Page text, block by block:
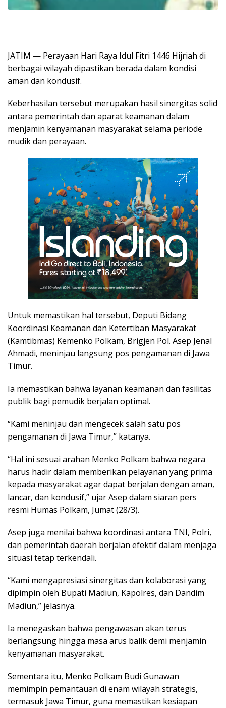
JATIM — Perayaan Hari Raya Idul Fitri 1446 Hijriah di
berbagai wilayah dipastikan berada dalam kondisi
aman dan kondusif.
Keberhasilan tersebut merupakan hasil sinergitas solid
antara pemerintah dan aparat keamanan dalam
menjamin kenyamanan masyarakat selama periode
mudik dan perayaan.
Untuk memastikan hal tersebut, Deputi Bidang
Koordinasi Keamanan dan Ketertiban Masyarakat
(Kamtibmas) Kemenko Polkam, Brigjen Pol. Asep Jenal
Ahmadi, meninjau langsung pos pengamanan di Jawa
Timur.
Ia memastikan bahwa layanan keamanan dan fasilitas
publik bagi pemudik berjalan optimal.
“Kami meninjau dan mengecek salah satu pos
pengamanan di Jawa Timur,” katanya.
“Hal ini sesuai arahan Menko Polkam bahwa negara
harus hadir dalam memberikan pelayanan yang prima
kepada masyarakat agar dapat berjalan dengan aman,
lancar, dan kondusif,” ujar Asep dalam siaran pers
resmi Humas Polkam, Jumat (28/3).
Asep juga menilai bahwa koordinasi antara TNI, Polri,
dan pemerintah daerah berjalan efektif dalam menjaga
situasi tetap terkendali.
“Kami mengapresiasi sinergitas dan kolaborasi yang
dipimpin oleh Bupati Madiun, Kapolres, dan Dandim
Madiun,” jelasnya.
Ia menegaskan bahwa pengawasan akan terus
berlangsung hingga masa arus balik demi menjamin
kenyamanan masyarakat.
Sementara itu, Menko Polkam Budi Gunawan
memimpin pemantauan di enam wilayah strategis,
termasuk Jawa Timur, guna memastikan kesiapan